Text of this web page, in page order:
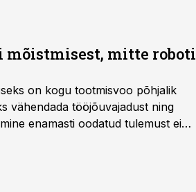
mõistmisest, mitte roboti
on kogu tootmisvoo põhjalik
vähendada tööjõuvajadust ning
enamasti oodatud tulemust ei